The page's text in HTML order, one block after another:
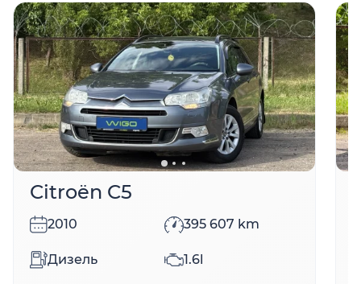
Citroën C5
2010 395 607 km
Дизель 1.6l